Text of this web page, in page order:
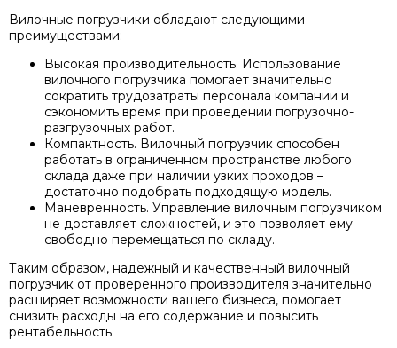
Вилочные погрузчики обладают следующими
преимуществами:
Высокая производительность. Использование
вилочного погрузчика помогает значительно
сократить трудозатраты персонала компании и
сэкономить время при проведении погрузочно-
разгрузочных работ.
Компактность. Вилочный погрузчик способен
работать в ограниченном пространстве любого
склада даже при наличии узких проходов –
достаточно подобрать подходящую модель.
Маневренность. Управление вилочным погрузчиком
не доставляет сложностей, и это позволяет ему
свободно перемещаться по складу.
Таким образом, надежный и качественный вилочный
погрузчик от проверенного производителя значительно
расширяет возможности вашего бизнеса, помогает
снизить расходы на его содержание и повысить
рентабельность.